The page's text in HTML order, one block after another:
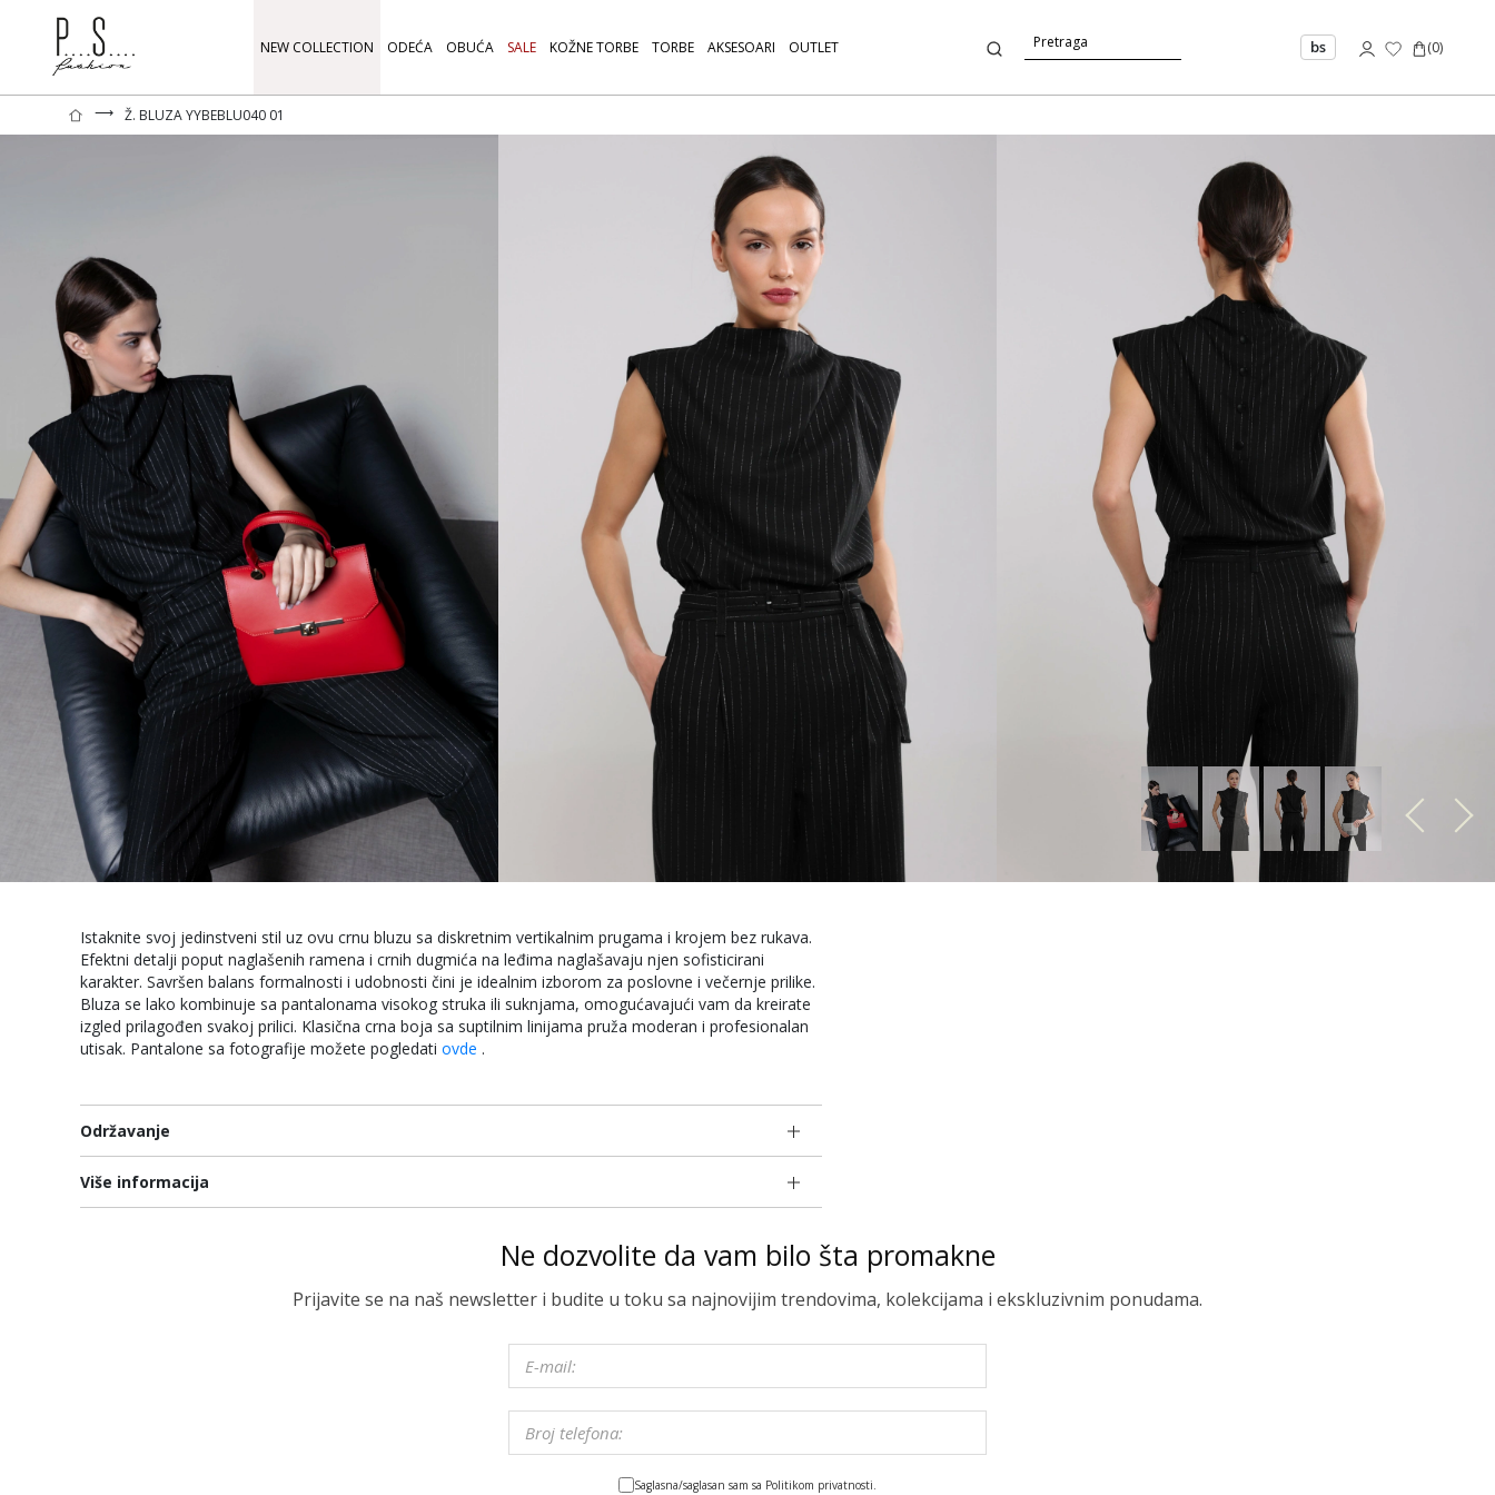
NEW COLLECTION ODEĆA OBUĆA SALE KOŽNE TORBE TORBE AKSESOARI OUTLET bs (0)
⟶ Ž. BLUZA YYBEBLU040 01
Istaknite svoj jedinstveni stil uz ovu crnu bluzu sa diskretnim vertikalnim prugama i krojem bez rukava.
Efektni detalji poput naglašenih ramena i crnih dugmića na leđima naglašavaju njen sofisticirani
karakter. Savršen balans formalnosti i udobnosti čini je idealnim izborom za poslovne i večernje prilike.
Bluza se lako kombinuje sa pantalonama visokog struka ili suknjama, omogućavajući vam da kreirate
izgled prilagođen svakoj prilici. Klasična crna boja sa suptilnim linijama pruža moderan i profesionalan
utisak. Pantalone sa fotografije možete pogledatiovde .
Održavanje
Više informacija
Ne dozvolite da vam bilo šta promakne
Prijavite se na naš newsletter i budite u toku sa najnovijim trendovima, kolekcijama i ekskluzivnim ponudama.
Saglasna/saglasan sam sa Politikom privatnosti.